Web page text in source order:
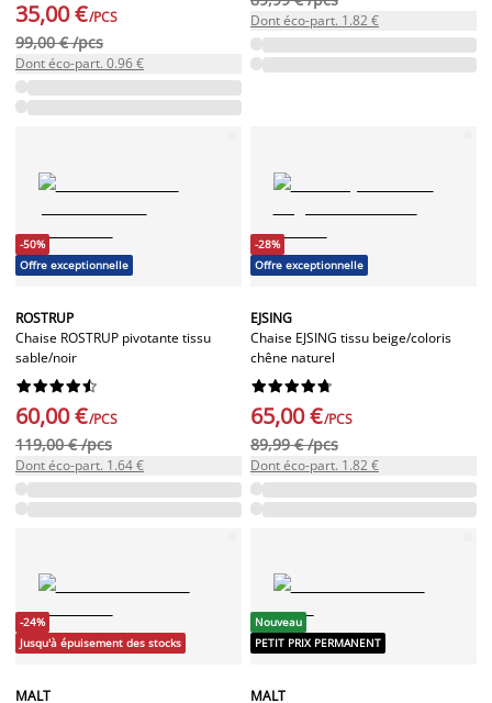
35,00 €/PCS
99,00 € /pcs
Dont éco-part. 0.96 €
Dont éco-part. 1.82 €
-50%
Offre exceptionnelle
ROSTRUP
Chaise ROSTRUP pivotante tissu
sable/noir






60,00 €/PCS
119,00 € /pcs
Dont éco-part. 1.64 €
-28%
Offre exceptionnelle
EJSING
Chaise EJSING tissu beige/coloris
chêne naturel






65,00 €/PCS
89,99 € /pcs
Dont éco-part. 1.82 €
-24%
Jusqu'à épuisement des stocks
MALT
Nouveau
PETIT PRIX PERMANENT
MALT